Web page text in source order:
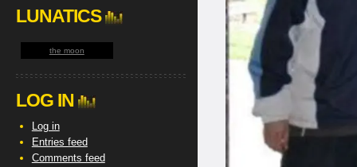
LUNATICS
the moon
LOG IN
Log in
Entries feed
Comments feed